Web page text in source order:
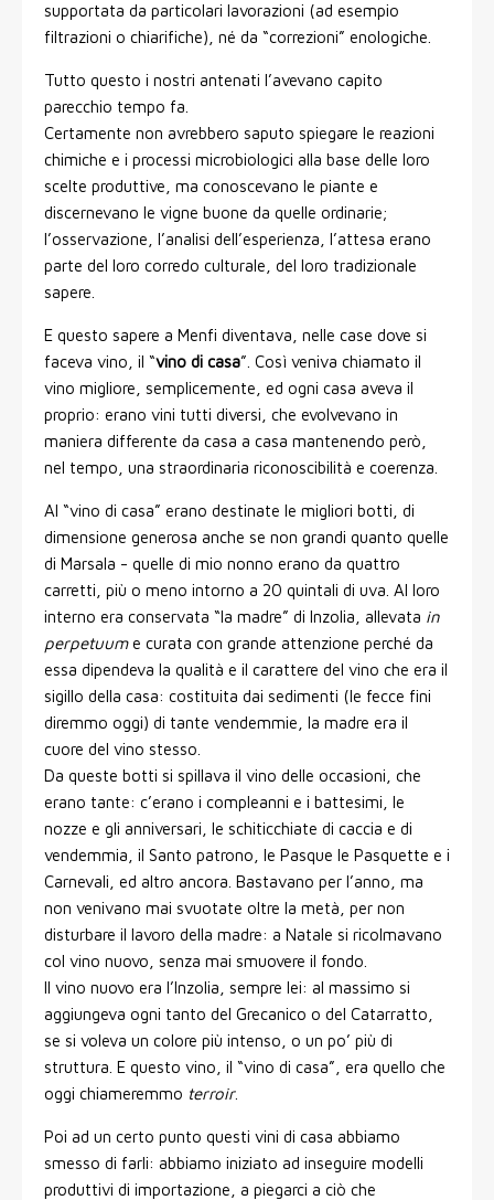
supportata da particolari lavorazioni (ad esempio
filtrazioni o chiarifiche), né da “correzioni” enologiche.
Tutto questo i nostri antenati l’avevano capito
parecchio tempo fa.
Certamente non avrebbero saputo spiegare le reazioni
chimiche e i processi microbiologici alla base delle loro
scelte produttive, ma conoscevano le piante e
discernevano le vigne buone da quelle ordinarie;
l’osservazione, l’analisi dell’esperienza, l’attesa erano
parte del loro corredo culturale, del loro tradizionale
sapere.
E questo sapere a Menfi diventava, nelle case dove si
faceva vino, il “vino di casa”. Così veniva chiamato il
vino migliore, semplicemente, ed ogni casa aveva il
proprio: erano vini tutti diversi, che evolvevano in
maniera differente da casa a casa mantenendo però,
nel tempo, una straordinaria riconoscibilità e coerenza.
Al “vino di casa” erano destinate le migliori botti, di
dimensione generosa anche se non grandi quanto quelle
di Marsala - quelle di mio nonno erano da quattro
carretti, più o meno intorno a 20 quintali di uva. Al loro
interno era conservata “la madre” di Inzolia, allevata in
perpetuume curata con grande attenzione perché da
essa dipendeva la qualità e il carattere del vino che era il
sigillo della casa: costituita dai sedimenti (le fecce fini
diremmo oggi) di tante vendemmie, la madre era il
cuore del vino stesso.
Da queste botti si spillava il vino delle occasioni, che
erano tante: c’erano i compleanni e i battesimi, le
nozze e gli anniversari, le schiticchiate di caccia e di
vendemmia, il Santo patrono, le Pasque le Pasquette e i
Carnevali, ed altro ancora. Bastavano per l’anno, ma
non venivano mai svuotate oltre la metà, per non
disturbare il lavoro della madre: a Natale si ricolmavano
col vino nuovo, senza mai smuovere il fondo.
Il vino nuovo era l’Inzolia, sempre lei: al massimo si
aggiungeva ogni tanto del Grecanico o del Catarratto,
se si voleva un colore più intenso, o un po’ più di
struttura. E questo vino, il “vino di casa”, era quello che
oggi chiameremmo terroir.
Poi ad un certo punto questi vini di casa abbiamo
smesso di farli: abbiamo iniziato ad inseguire modelli
produttivi di importazione, a piegarci a ciò che